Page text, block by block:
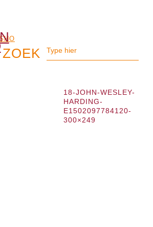
18-JOHN-WESLEY-
HARDING-
E1502097784120-
300×249